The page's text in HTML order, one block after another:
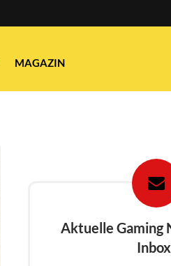
MAGAZIN
Aktuelle Gaming